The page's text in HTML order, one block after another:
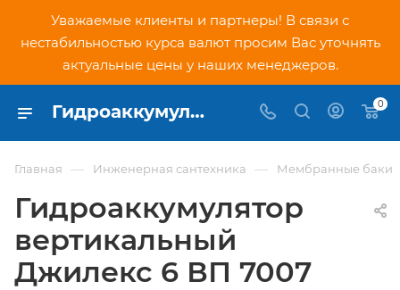
Уважаемые клиенты и партнеры! В связи с
нестабильностью курса валют просим Вас уточнять
актуальные цены у наших менеджеров.
Гидроаккумулятор вертикальный Джилекс 6 ВП 7007 - купить по низкой цене в Москве, интернет-магазин PNDtech.ru 0
Главная — Инженерная сантехника — Мембранные баки
Гидроаккумулятор
вертикальный
Джилекс 6 ВП 7007